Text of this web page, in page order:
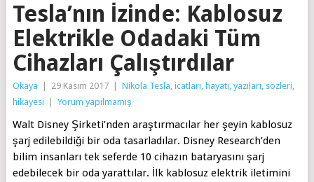
Tesla’nın İzinde: Kablosuz
Elektrikle Odadaki Tüm
Cihazları Çalıştırdılar
Okaya 29 Kasım 2017
Nikola Tesla, icatları, hayatı, yazıları, sözleri,
hikayesi
Yorum yapılmamış
Walt Disney Şirketi’nden araştırmacılar her şeyin kablosuz
şarj edilebildiği bir oda tasarladılar. Disney Research’den
bilim insanları tek seferde 10 cihazın bataryasını şarj
edebilecek bir oda yarattılar. İlk kablosuz elektrik iletimini